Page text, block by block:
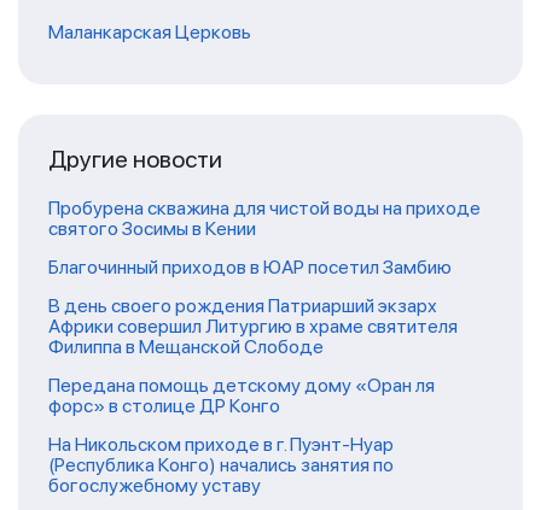
Маланкарская Церковь
Другие новости
Пробурена скважина для чистой воды на приходе
святого Зосимы в Кении
Благочинный приходов в ЮАР посетил Замбию
В день своего рождения Патриарший экзарх
Африки совершил Литургию в храме святителя
Филиппа в Мещанской Слободе
Передана помощь детскому дому «Оран ля
форс» в столице ДР Конго
На Никольском приходе в г. Пуэнт-Нуар
(Республика Конго) начались занятия по
богослужебному уставу